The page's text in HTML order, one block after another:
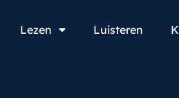
Lezen Luisteren